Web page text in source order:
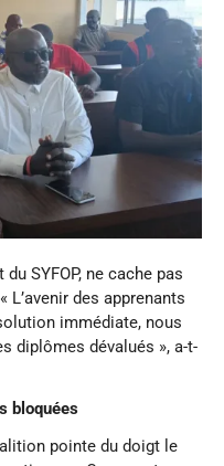
SYFOP, ne cache pas
des apprenants
immédiate, nous
diplômes dévalués », a-t-
bloquées
pointe du doigt le